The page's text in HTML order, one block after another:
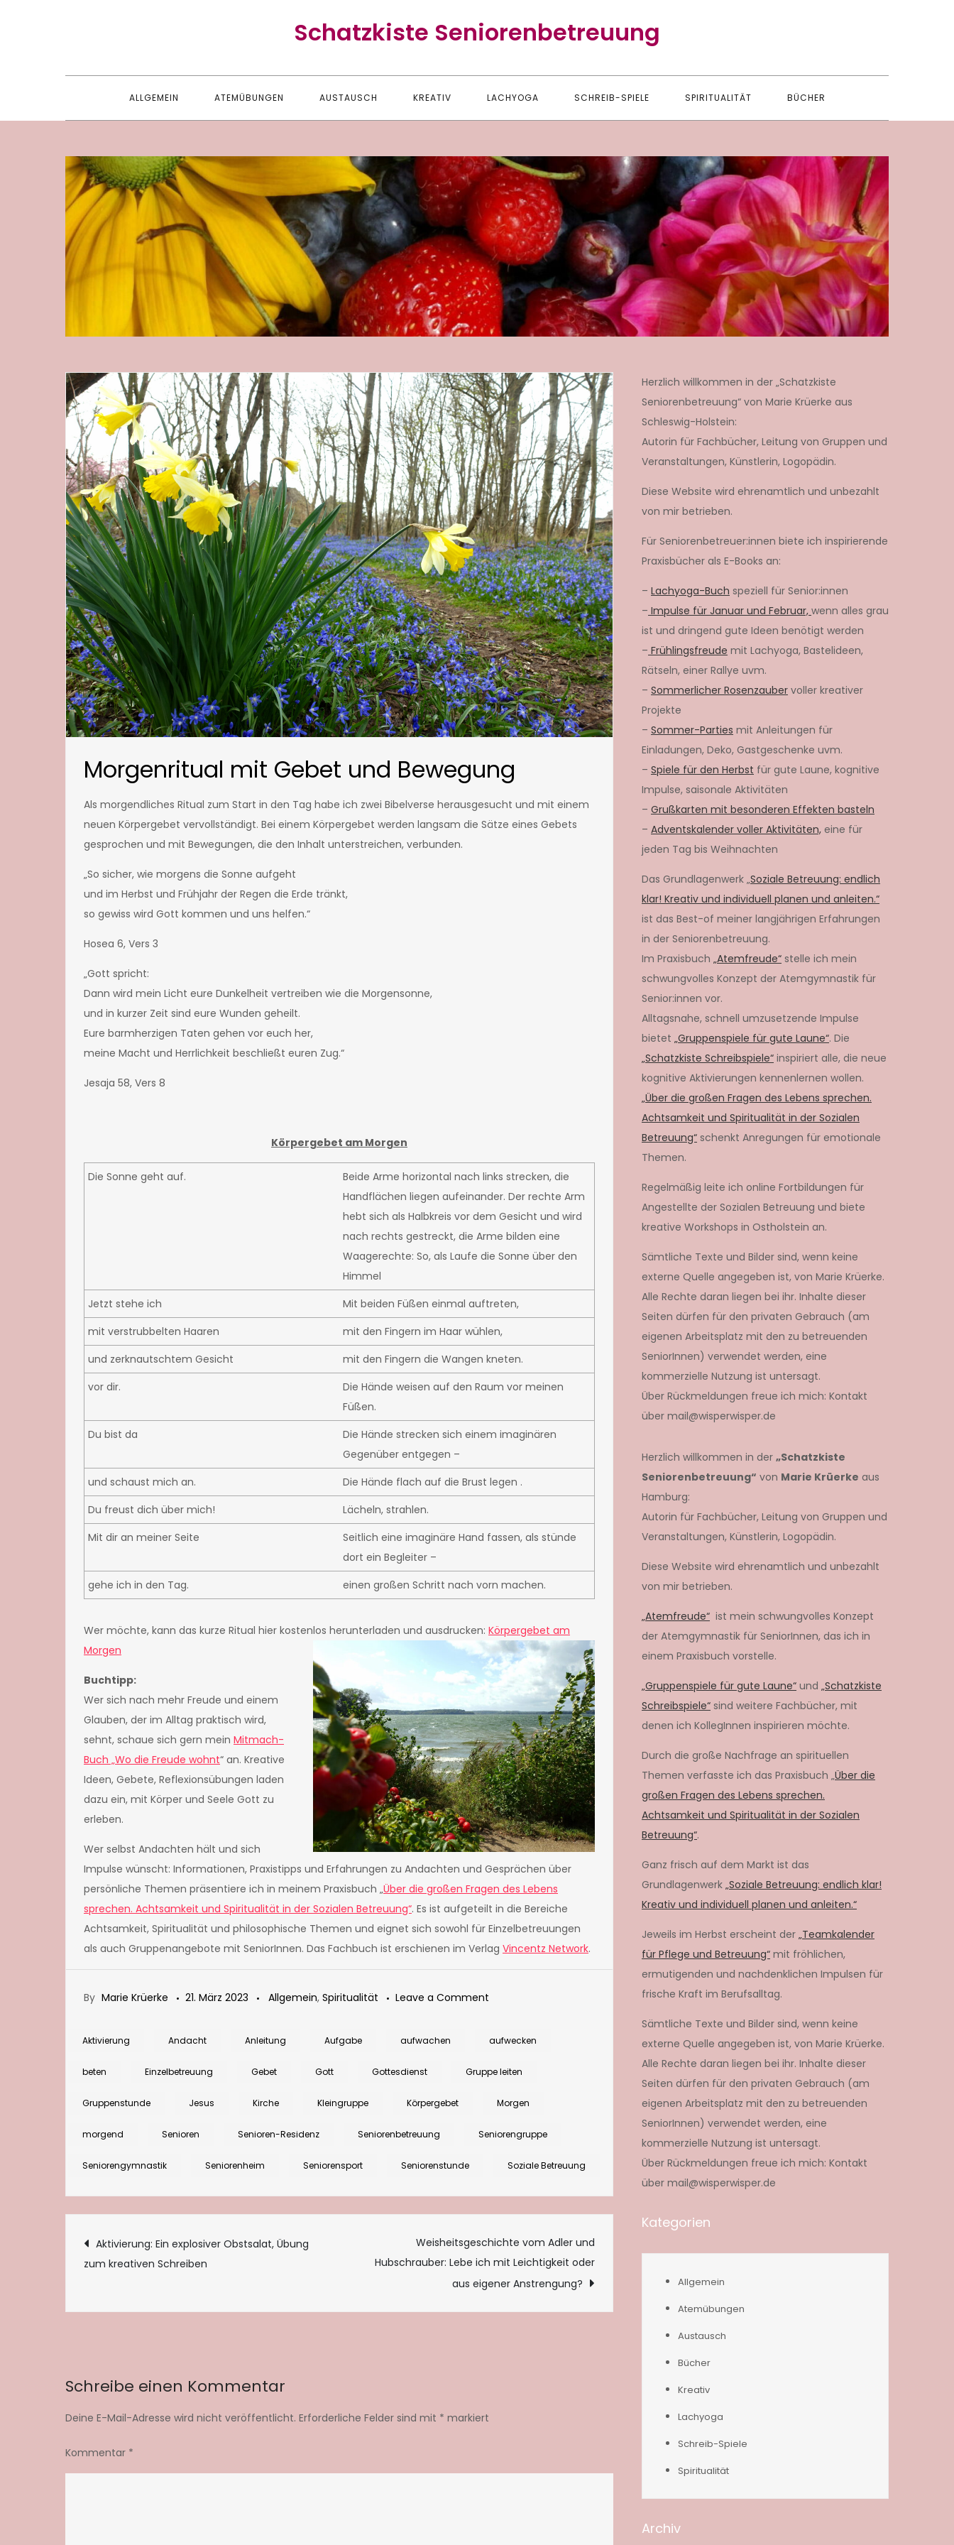
Schatzkiste Seniorenbetreuung
ALLGEMEIN ATEMÜBUNGEN AUSTAUSCH KREATIV LACHYOGA SCHREIB-SPIELE SPIRITUALITÄT BÜCHER
Morgenritual mit Gebet und Bewegung
Als morgendliches Ritual zum Start in den Tag habe ich zwei Bibelverse herausgesucht und mit einem
neuen Körpergebet vervollständigt. Bei einem Körpergebet werden langsam die Sätze eines Gebets
gesprochen und mit Bewegungen, die den Inhalt unterstreichen, verbunden.
„So sicher, wie morgens die Sonne aufgeht
und im Herbst und Frühjahr der Regen die Erde tränkt,
so gewiss wird Gott kommen und uns helfen.“
Hosea 6, Vers 3
„Gott spricht:
Dann wird mein Licht eure Dunkelheit vertreiben wie die Morgensonne,
und in kurzer Zeit sind eure Wunden geheilt.
Eure barmherzigen Taten gehen vor euch her,
meine Macht und Herrlichkeit beschließt euren Zug.“
Jesaja 58, Vers 8
Körpergebet am Morgen
Die Sonne geht auf.
Beide Arme horizontal nach links strecken, die
Handflächen liegen aufeinander. Der rechte Arm
hebt sich als Halbkreis vor dem Gesicht und wird
nach rechts gestreckt, die Arme bilden eine
Waagerechte: So, als Laufe die Sonne über den
Himmel
Jetzt stehe ich
Mit beiden Füßen einmal auftreten,
mit verstrubbelten Haaren
mit den Fingern im Haar wühlen,
und zerknautschtem Gesicht
mit den Fingern die Wangen kneten.
vor dir.
Die Hände weisen auf den Raum vor meinen
Füßen.
Du bist da
Die Hände strecken sich einem imaginären
Gegenüber entgegen –
und schaust mich an.
Die Hände flach auf die Brust legen .
Du freust dich über mich!
Lächeln, strahlen.
Mit dir an meiner Seite
Seitlich eine imaginäre Hand fassen, als stünde
dort ein Begleiter –
gehe ich in den Tag.
einen großen Schritt nach vorn machen.
Wer möchte, kann das kurze Ritual hier kostenlos herunterladen und ausdrucken: Körpergebet am
Morgen
Buchtipp:
Wer sich nach mehr Freude und einem
Glauben, der im Alltag praktisch wird,
sehnt, schaue sich gern mein Mitmach-
Buch „Wo die Freude wohnt“ an. Kreative
Ideen, Gebete, Reflexionsübungen laden
dazu ein, mit Körper und Seele Gott zu
erleben.
Wer selbst Andachten hält und sich
Impulse wünscht: Informationen, Praxistipps und Erfahrungen zu Andachten und Gesprächen über
persönliche Themen präsentiere ich in meinem Praxisbuch „Über die großen Fragen des Lebens
sprechen. Achtsamkeit und Spiritualität in der Sozialen Betreuung“. Es ist aufgeteilt in die Bereiche
Achtsamkeit, Spiritualität und philosophische Themen und eignet sich sowohl für Einzelbetreuungen
als auch Gruppenangebote mit SeniorInnen. Das Fachbuch ist erschienen im Verlag Vincentz Network.
By Marie Krüerke 21. März 2023 Allgemein, Spiritualität Leave a Comment
mit
und
Bewegung
Aktivierung Andacht Anleitung Aufgabe aufwachen aufwecken
beten Einzelbetreuung Gebet Gott Gottesdienst Gruppe leiten
Gruppenstunde Jesus Kirche Kleingruppe Körpergebet Morgen
morgend Senioren Senioren-Residenz Seniorenbetreuung Seniorengruppe
Seniorengymnastik Seniorenheim Seniorensport Seniorenstunde Soziale Betreuung
Beitragsnavigation
Aktivierung: Ein explosiver Obstsalat, Übung
zum kreativen Schreiben
Weisheitsgeschichte vom Adler und
Hubschrauber: Lebe ich mit Leichtigkeit oder
aus eigener Anstrengung?
Schreibe einen Kommentar
Deine E-Mail-Adresse wird nicht veröffentlicht. Erforderliche Felder sind mit * markiert
Kommentar *
Herzlich willkommen in der „Schatzkiste
Seniorenbetreuung“ von Marie Krüerke aus
Schleswig-Holstein:
Autorin für Fachbücher, Leitung von Gruppen und
Veranstaltungen, Künstlerin, Logopädin.
Diese Website wird ehrenamtlich und unbezahlt
von mir betrieben.
Für Seniorenbetreuer:innen biete ich inspirierende
Praxisbücher als E-Books an:
– Lachyoga-Buch speziell für Senior:innen
– Impulse für Januar und Februar, wenn alles grau
ist und dringend gute Ideen benötigt werden
– Frühlingsfreude mit Lachyoga, Bastelideen,
Rätseln, einer Rallye uvm.
– Sommerlicher Rosenzauber voller kreativer
Projekte
– Sommer-Parties mit Anleitungen für
Einladungen, Deko, Gastgeschenke uvm.
– Spiele für den Herbst für gute Laune, kognitive
Impulse, saisonale Aktivitäten
– Grußkarten mit besonderen Effekten basteln
– Adventskalender voller Aktivitäten, eine für
jeden Tag bis Weihnachten
Das Grundlagenwerk „Soziale Betreuung: endlich
klar! Kreativ und individuell planen und anleiten.“
ist das Best-of meiner langjährigen Erfahrungen
in der Seniorenbetreuung.
Im Praxisbuch „Atemfreude“ stelle ich mein
schwungvolles Konzept der Atemgymnastik für
Senior:innen vor.
Alltagsnahe, schnell umzusetzende Impulse
bietet „Gruppenspiele für gute Laune“. Die
„Schatzkiste Schreibspiele“ inspiriert alle, die neue
kognitive Aktivierungen kennenlernen wollen.
„Über die großen Fragen des Lebens sprechen.
Achtsamkeit und Spiritualität in der Sozialen
Betreuung“ schenkt Anregungen für emotionale
Themen.
Regelmäßig leite ich online Fortbildungen für
Angestellte der Sozialen Betreuung und biete
kreative Workshops in Ostholstein an.
Sämtliche Texte und Bilder sind, wenn keine
externe Quelle angegeben ist, von Marie Krüerke.
Alle Rechte daran liegen bei ihr. Inhalte dieser
Seiten dürfen für den privaten Gebrauch (am
eigenen Arbeitsplatz mit den zu betreuenden
SeniorInnen) verwendet werden, eine
kommerzielle Nutzung ist untersagt.
Über Rückmeldungen freue ich mich: Kontakt
über mail@wisperwisper.de
Herzlich willkommen in der „Schatzkiste
Seniorenbetreuung“ von Marie Krüerke aus
Hamburg:
Autorin für Fachbücher, Leitung von Gruppen und
Veranstaltungen, Künstlerin, Logopädin.
Diese Website wird ehrenamtlich und unbezahlt
von mir betrieben.
„Atemfreude“ ist mein schwungvolles Konzept
der Atemgymnastik für SeniorInnen, das ich in
einem Praxisbuch vorstelle.
„Gruppenspiele für gute Laune“ und „Schatzkiste
Schreibspiele“ sind weitere Fachbücher, mit
denen ich KollegInnen inspirieren möchte.
Durch die große Nachfrage an spirituellen
Themen verfasste ich das Praxisbuch „Über die
großen Fragen des Lebens sprechen.
Achtsamkeit und Spiritualität in der Sozialen
Betreuung“.
Ganz frisch auf dem Markt ist das
Grundlagenwerk „Soziale Betreuung: endlich klar!
Kreativ und individuell planen und anleiten.“
Jeweils im Herbst erscheint der „Teamkalender
für Pflege und Betreuung“ mit fröhlichen,
ermutigenden und nachdenklichen Impulsen für
frische Kraft im Berufsalltag.
Sämtliche Texte und Bilder sind, wenn keine
externe Quelle angegeben ist, von Marie Krüerke.
Alle Rechte daran liegen bei ihr. Inhalte dieser
Seiten dürfen für den privaten Gebrauch (am
eigenen Arbeitsplatz mit den zu betreuenden
SeniorInnen) verwendet werden, eine
kommerzielle Nutzung ist untersagt.
Über Rückmeldungen freue ich mich: Kontakt
über mail@wisperwisper.de
Kategorien
Allgemein
Atemübungen
Austausch
Bücher
Kreativ
Lachyoga
Schreib-Spiele
Spiritualität
Archiv